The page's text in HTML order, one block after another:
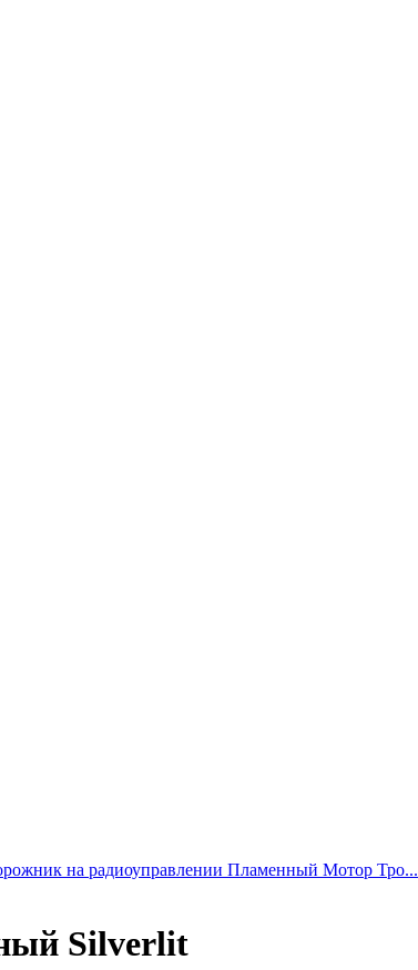
на радиоуправлении Пламенный Мотор Тро...
Silverlit